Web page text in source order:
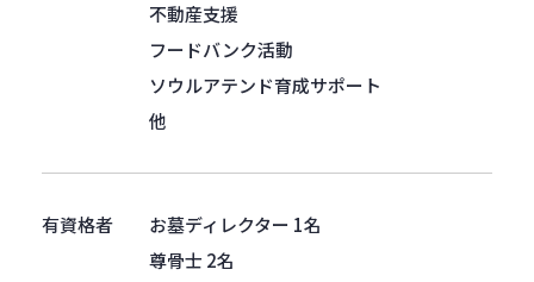
不動産支援
フードバンク活動
ソウルアテンド育成サポート
他
有資格者
お墓ディレクター 1名
尊骨士 2名